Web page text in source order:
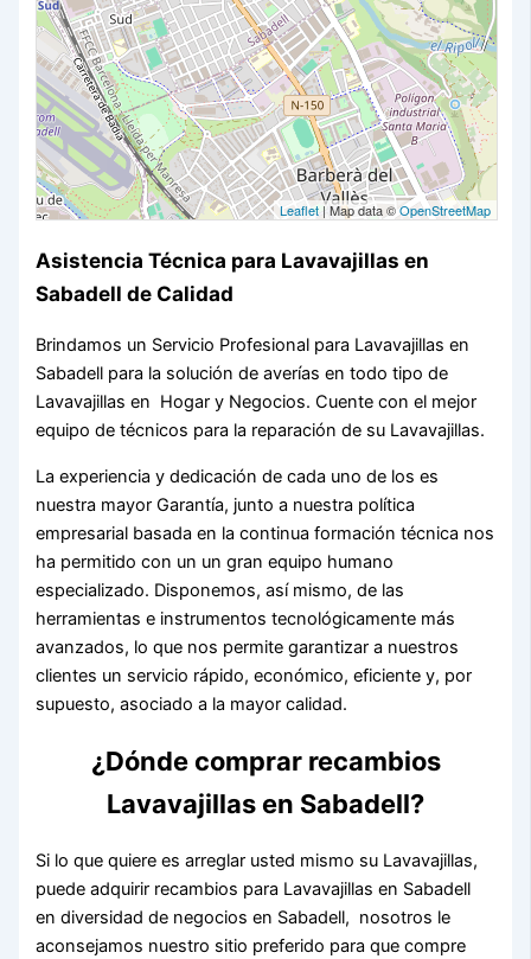
Leaflet| Map data ©OpenStreetMap
Asistencia Técnica para Lavavajillas en
Sabadell de Calidad
Brindamos un Servicio Profesional para Lavavajillas en
Sabadell para la solución de averías en todo tipo de
Lavavajillas en Hogar y Negocios. Cuente con el mejor
equipo de técnicos para la reparación de su Lavavajillas.
La experiencia y dedicación de cada uno de los es
nuestra mayor Garantía, junto a nuestra política
empresarial basada en la continua formación técnica nos
ha permitido con un un gran equipo humano
especializado. Disponemos, así mismo, de las
herramientas e instrumentos tecnológicamente más
avanzados, lo que nos permite garantizar a nuestros
clientes un servicio rápido, económico, eficiente y, por
supuesto, asociado a la mayor calidad.
¿Dónde comprar recambios
Lavavajillas en Sabadell?
Si lo que quiere es arreglar usted mismo su Lavavajillas,
puede adquirir recambios para Lavavajillas en Sabadell
en diversidad de negocios en Sabadell, nosotros le
aconsejamos nuestro sitio preferido para que compre